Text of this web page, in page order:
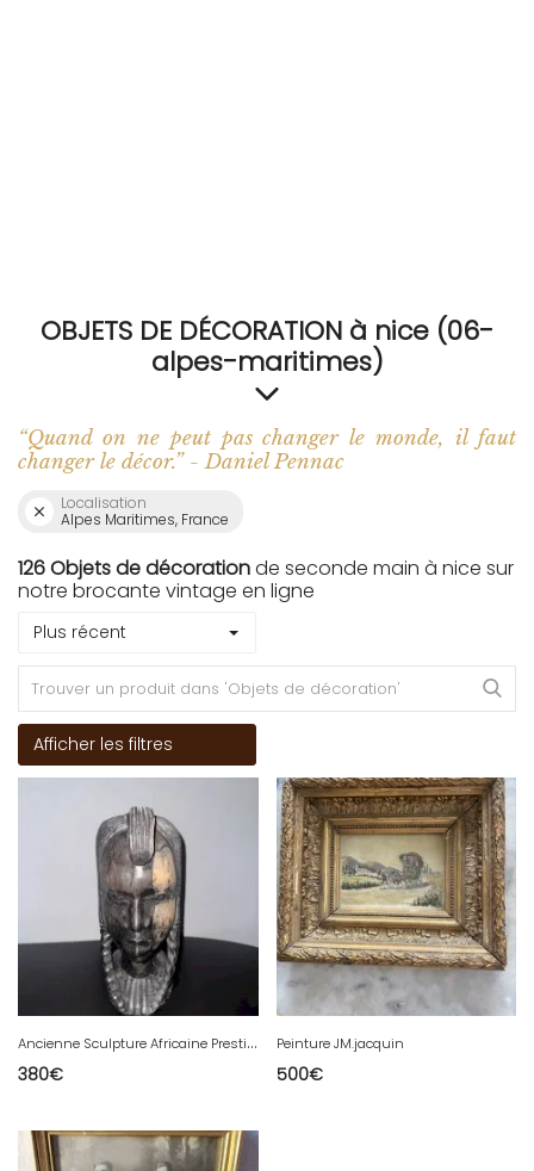
OBJETS DE DÉCORATION à nice (06-
alpes-maritimes)
“Quand on ne peut pas changer le monde, il faut
changer le décor.” - Daniel Pennac
Localisation
Alpes Maritimes, France
126 Objets de décorationde seconde main à nice sur
notre brocante vintage en ligne
Plus récent
Afficher les filtres
A
ncienne Sculpture Africaine Prestige – Ébène Massif Bicolore
380€
Peinture JM.jacquin
500€